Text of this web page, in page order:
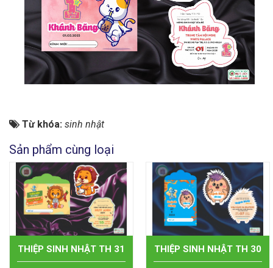
Từ khóa: sinh nhật
Sản phẩm cùng loại
THIỆP SINH NHẬT TH 31 THIỆP SINH NHẬT TH 30